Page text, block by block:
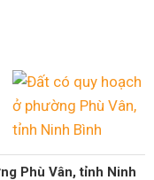
Phù Vân, tỉnh Ninh